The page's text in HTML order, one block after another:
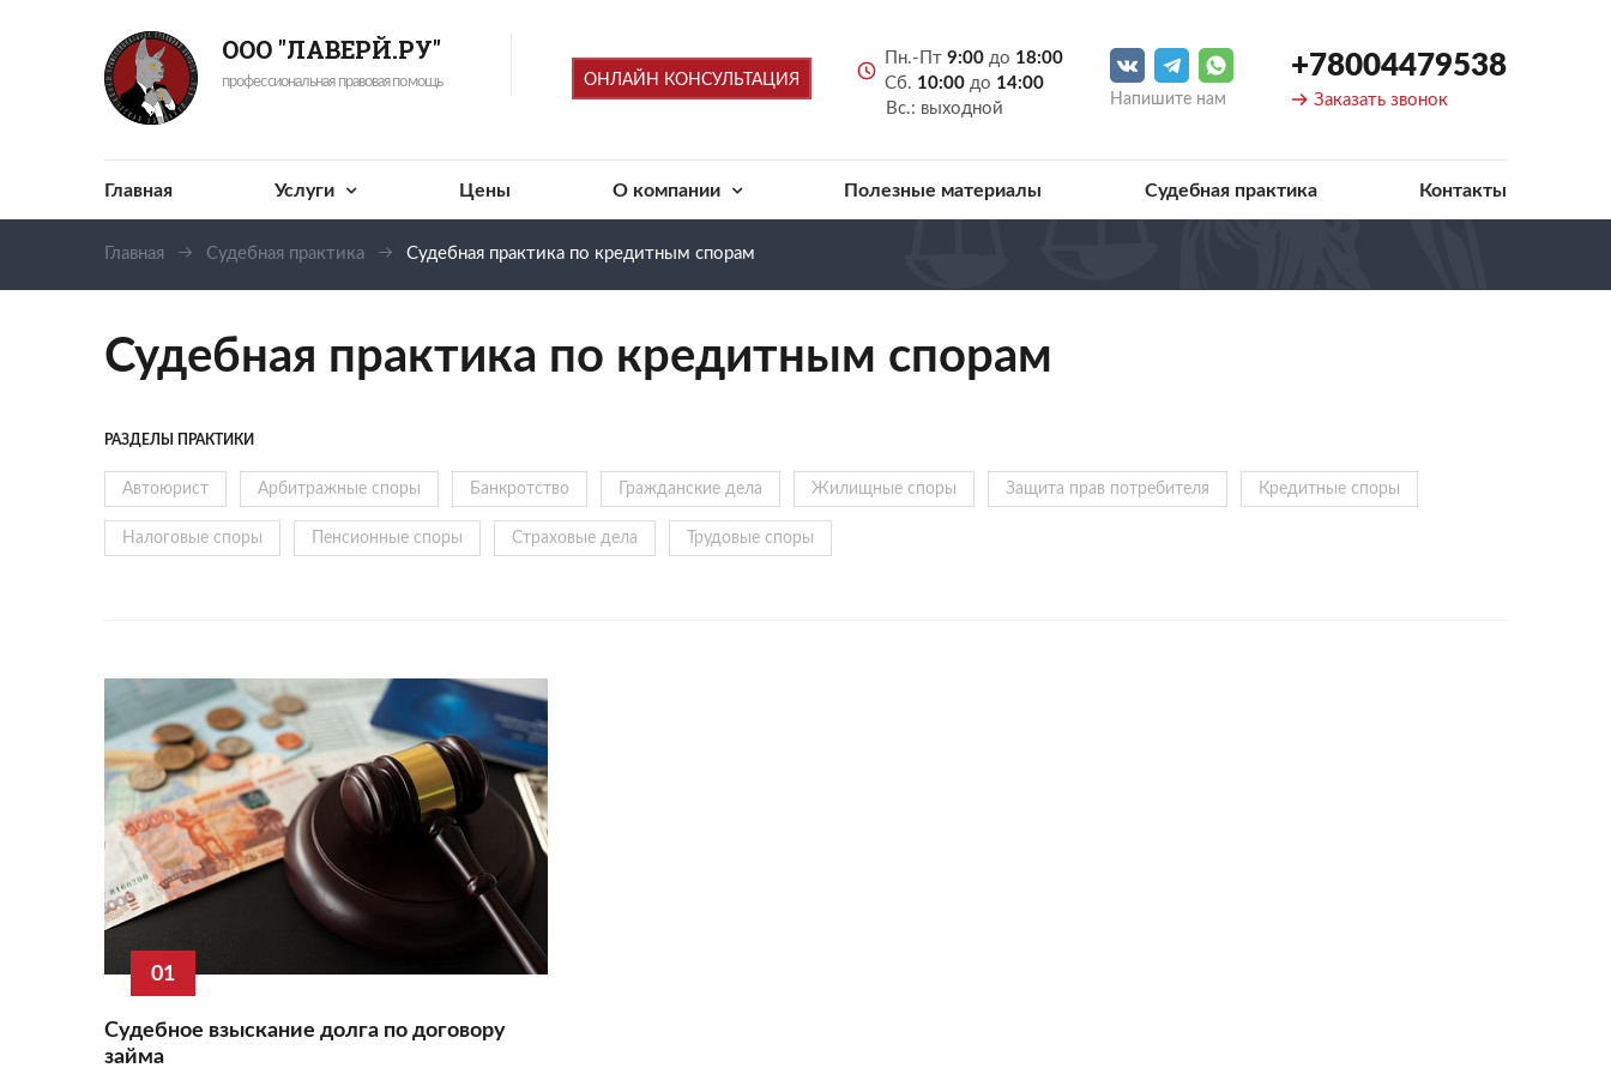
ООО "ЛАВЕРЙ.РУ"
профессиональная правовая помощь ОНЛАЙН КОНСУЛЬТАЦИЯ
Пн.-Пт 9:00 до 18:00
Сб. 10:00 до 14:00
Вс.: выходной
Напишите нам
+78004479538
Заказать звонок
Главная Услуги Цены О компании Полезные материалы Судебная практика Контакты
Главная Судебная практика Судебная практика по кредитным спорам
Судебная практика по кредитным спорам
РАЗДЕЛЫ ПРАКТИКИ
Автоюрист Арбитражные споры Банкротство Гражданские дела Жилищные споры Защита прав потребителя Кредитные споры
Налоговые споры Пенсионные споры Страховые дела Трудовые споры
01
Судебное взыскание долга по договору
займа